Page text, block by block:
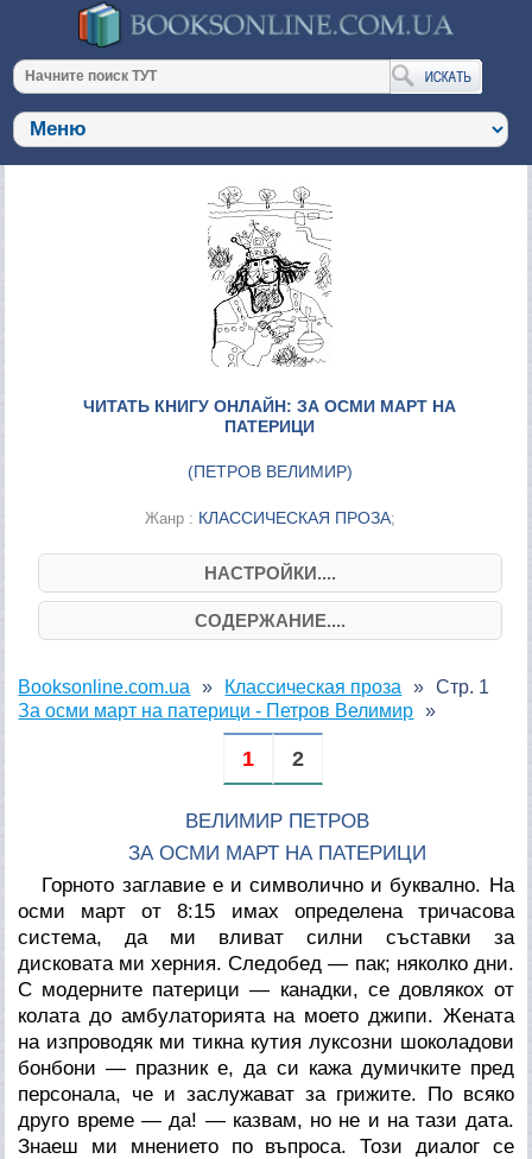
ЧИТАТЬ КНИГУ ОНЛАЙН: ЗА ОСМИ МАРТ НА
ПАТЕРИЦИ
(ПЕТРОВ ВЕЛИМИР)
Жанр : КЛАССИЧЕСКАЯ ПРОЗА;
НАСТРОЙКИ....
СОДЕРЖАНИЕ....
Booksonline.com.ua
Классическая проза
За осми март на патерици - Петров Велимир
Стр. 1
1 2
ВЕЛИМИР ПЕТРОВ
ЗА ОСМИ МАРТ НА ПАТЕРИЦИ
Горното заглавие е и символично и буквално. На
осми март от 8:15 имах определена тричасова
система, да ми вливат силни съставки за
дисковата ми херния. Следобед — пак; няколко дни.
С модерните патерици — канадки, се довлякох от
колата до амбулаторията на моето джипи. Жената
на изпроводяк ми тикна кутия луксозни шоколадови
бонбони — празник е, да си кажа думичките пред
персонала, че и заслужават за грижите. По всяко
друго време — да! — казвам, но не и на тази дата.
Знаеш ми мнението по въпроса. Този диалог се